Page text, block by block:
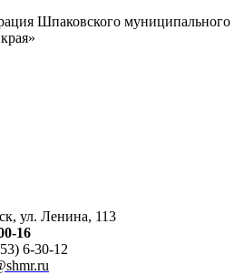
Шпаковского муниципального
ул. Ленина, 113
16
6-30-12